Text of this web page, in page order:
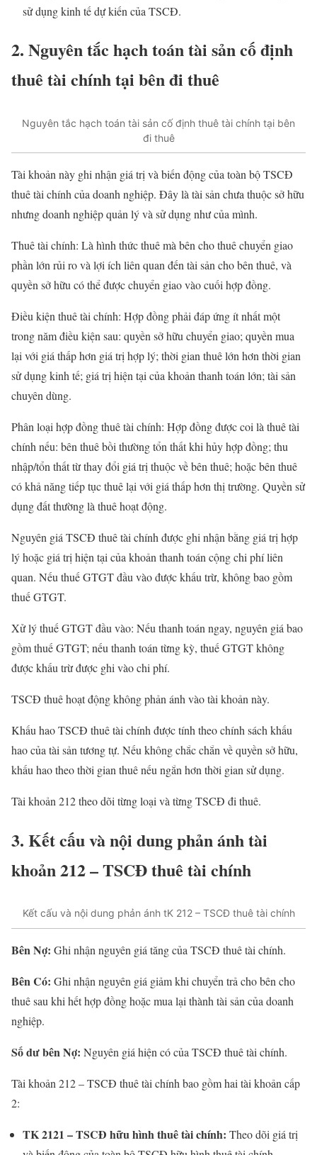
sử dụng kinh tế dự kiến của TSCĐ.
2. Nguyên tắc hạch toán tài sản cố định
thuê tài chính tại bên đi thuê
Nguyên tắc hạch toán tài sản cố định thuê tài chính tại bên
đi thuê
Tài khoản này ghi nhận giá trị và biến động của toàn bộ TSCĐ
thuê tài chính của doanh nghiệp. Đây là tài sản chưa thuộc sở hữu
nhưng doanh nghiệp quản lý và sử dụng như của mình.
Thuê tài chính: Là hình thức thuê mà bên cho thuê chuyển giao
phần lớn rủi ro và lợi ích liên quan đến tài sản cho bên thuê, và
quyền sở hữu có thể được chuyển giao vào cuối hợp đồng.
Điều kiện thuê tài chính: Hợp đồng phải đáp ứng ít nhất một
trong năm điều kiện sau: quyền sở hữu chuyển giao; quyền mua
lại với giá thấp hơn giá trị hợp lý; thời gian thuê lớn hơn thời gian
sử dụng kinh tế; giá trị hiện tại của khoản thanh toán lớn; tài sản
chuyên dùng.
Phân loại hợp đồng thuê tài chính: Hợp đồng được coi là thuê tài
chính nếu: bên thuê bồi thường tổn thất khi hủy hợp đồng; thu
nhập/tổn thất từ thay đổi giá trị thuộc về bên thuê; hoặc bên thuê
có khả năng tiếp tục thuê lại với giá thấp hơn thị trường. Quyền sử
dụng đất thường là thuê hoạt động.
Nguyên giá TSCĐ thuê tài chính được ghi nhận bằng giá trị hợp
lý hoặc giá trị hiện tại của khoản thanh toán cộng chi phí liên
quan. Nếu thuế GTGT đầu vào được khấu trừ, không bao gồm
thuế GTGT.
Xử lý thuế GTGT đầu vào: Nếu thanh toán ngay, nguyên giá bao
gồm thuế GTGT; nếu thanh toán từng kỳ, thuế GTGT không
được khấu trừ được ghi vào chi phí.
TSCĐ thuê hoạt động không phản ánh vào tài khoản này.
Khấu hao TSCĐ thuê tài chính được tính theo chính sách khấu
hao của tài sản tương tự. Nếu không chắc chắn về quyền sở hữu,
khấu hao theo thời gian thuê nếu ngắn hơn thời gian sử dụng.
Tài khoản 212 theo dõi từng loại và từng TSCĐ đi thuê.
3. Kết cấu và nội dung phản ánh tài
khoản 212 – TSCĐ thuê tài chính
Kết cấu và nội dung phản ánh tK 212 – TSCĐ thuê tài chính
Bên Nợ: Ghi nhận nguyên giá tăng của TSCĐ thuê tài chính.
Bên Có: Ghi nhận nguyên giá giảm khi chuyển trả cho bên cho
thuê sau khi hết hợp đồng hoặc mua lại thành tài sản của doanh
nghiệp.
Số dư bên Nợ: Nguyên giá hiện có của TSCĐ thuê tài chính.
Tài khoản 212 – TSCĐ thuê tài chính bao gồm hai tài khoản cấp
2:
TK 2121 – TSCĐ hữu hình thuê tài chính: Theo dõi giá trị